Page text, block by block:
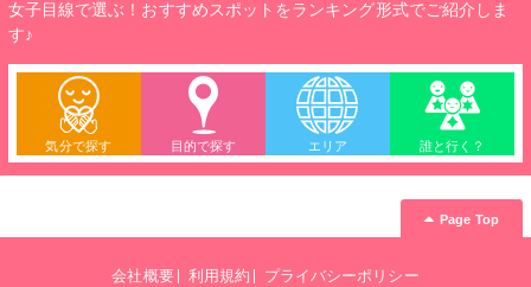
女子目線で選ぶ！おすすめスポットをランキング形式でご紹介しま
す♪
気分で探す 目的で探す エリア 誰と行く？
Page Top
会社概要 利用規約
プライバシーポリシー